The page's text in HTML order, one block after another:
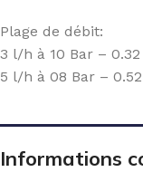
Plage de débit:
3 l/h à 10 Bar –
5 l/h à 08 Bar –
Informations